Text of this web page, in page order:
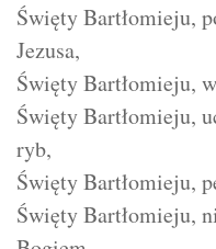
Święty Bartłomieju,
Jezusa,
Święty Bartłomieju,
Święty Bartłomieju,
ryb,
Święty Bartłomieju,
Święty Bartłomieju,